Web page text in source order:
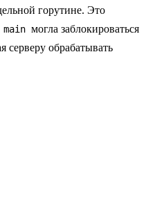
горутине. Это
main могла заблокироваться
серверу обрабатывать